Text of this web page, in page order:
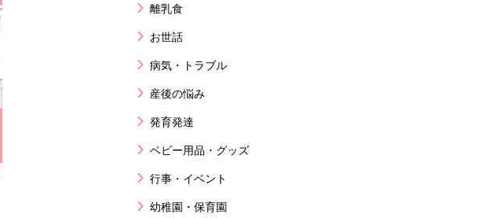
離乳食
お世話
病気・トラブル
産後の悩み
発育発達
ベビー用品・グッズ
行事・イベント
幼稚園・保育園